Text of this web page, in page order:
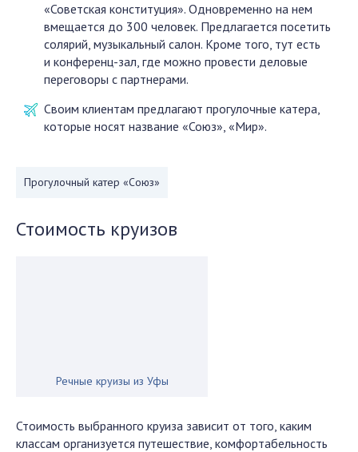
«Советская конституция». Одновременно на нем
вмещается до 300 человек. Предлагается посетить
солярий, музыкальный салон. Кроме того, тут есть
и конференц-зал, где можно провести деловые
переговоры с партнерами.
Своим клиентам предлагают прогулочные катера,
которые носят название «Союз», «Мир».
Прогулочный катер «Союз»
Стоимость круизов
Речные круизы из Уфы
Стоимость выбранного круиза зависит от того, каким
классам организуется путешествие, комфортабельность